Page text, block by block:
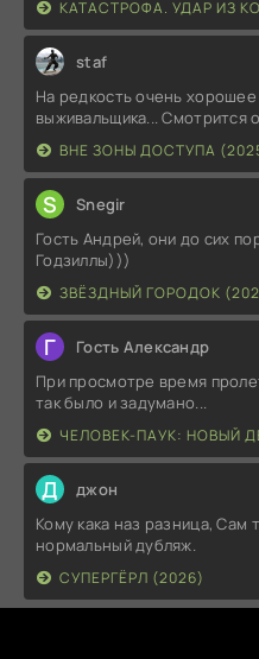
КАТАСТРОФА. УДАР ИЗ
staf
На редкость очень
выживальщика... Смотрится
ВНЕ ЗОНЫ ДОСТУПА
S Snegir
Гость Андрей, они до сих
Годзиллы)))
ЗВЁЗДНЫЙ ГОРОДОК
Г Гость Александр
При просмотре время
так было и задумано...
ЧЕЛОВЕК-ПАУК: НОВЫЙ
Д джон
Кому кака наз разница, Сам
нормальный дубляж.
СУПЕРГЁРЛ (2026)